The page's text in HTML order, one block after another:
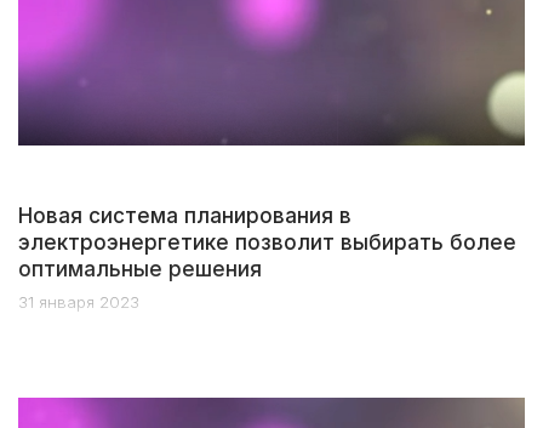
Новая система планирования в
электроэнергетике позволит выбирать более
оптимальные решения
31 января 2023